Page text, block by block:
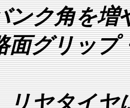
ンク角を増
面グリップ
リヤタイヤ